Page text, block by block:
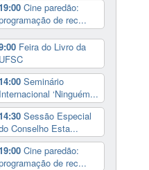
Cine paredão:
de rec...
Feira do Livro da
UFSC
Seminário
Internacional ‘Ninguém...
Sessão Especial
Conselho Esta...
Cine paredão:
de rec...